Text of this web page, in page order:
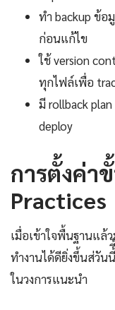
ทำ backup ข้
ก่อนแก้ไข
ใช้ version
ทุกไฟล์เพื่อ
มี rollback
deploy
การตั้งค่า
Practices
เมื่อเข้าใจพื้นฐานแล้
ทำงานได้ดียิ่งขึ้นส่วัน
ในวงการแนะนำ